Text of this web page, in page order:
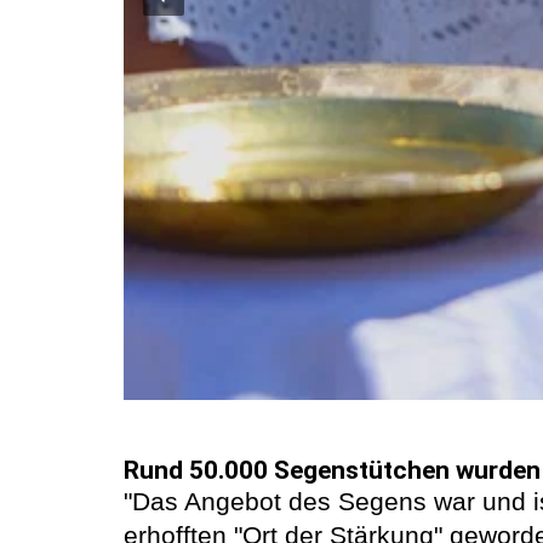
Rund 50.000 Segenstütchen
"Das Angebot des Segens war
erhofften "Ort der Stärkung"